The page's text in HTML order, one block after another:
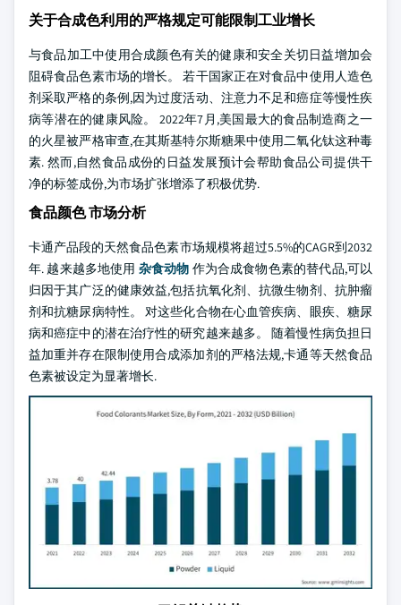
关于合成色利用的严格规定可能限制工业增长
与食品加工中使用合成颜色有关的健康和安全关切日益增加会
阻碍食品色素市场的增长。 若干国家正在对食品中使用人造色
剂采取严格的条例,因为过度活动、注意力不足和癌症等慢性疾
病等潜在的健康风险。 2022年7月,美国最大的食品制造商之一
的火星被严格审查,在其斯基特尔斯糖果中使用二氧化钛这种毒
素. 然而,自然食品成份的日益发展预计会帮助食品公司提供干
净的标签成份,为市场扩张增添了积极优势.
食品颜色 市场分析
卡通产品段的天然食品色素市场规模将超过5.5%的CAGR到2032
年. 越来越多地使用 杂食动物 作为合成食物色素的替代品,可以
归因于其广泛的健康效益,包括抗氧化剂、抗微生物剂、抗肿瘤
剂和抗糖尿病特性。 对这些化合物在心血管疾病、眼疾、糖尿
病和癌症中的潜在治疗性的研究越来越多。 随着慢性病负担日
益加重并存在限制使用合成添加剂的严格法规,卡通等天然食品
色素被设定为显著增长.